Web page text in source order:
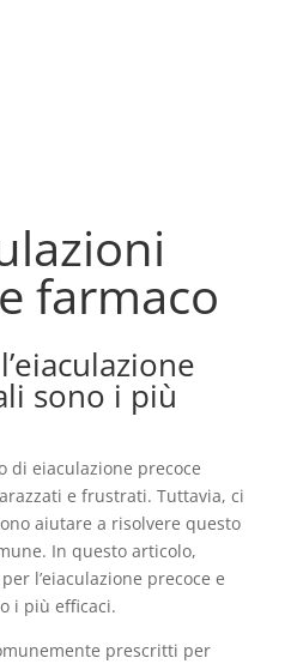
farmaco
sono i più
di eiaculazione precoce
e frustrati. Tuttavia, ci
aiutare a risolvere questo
In questo articolo,
l’eiaculazione precoce e
i più efficaci.
prescritti per